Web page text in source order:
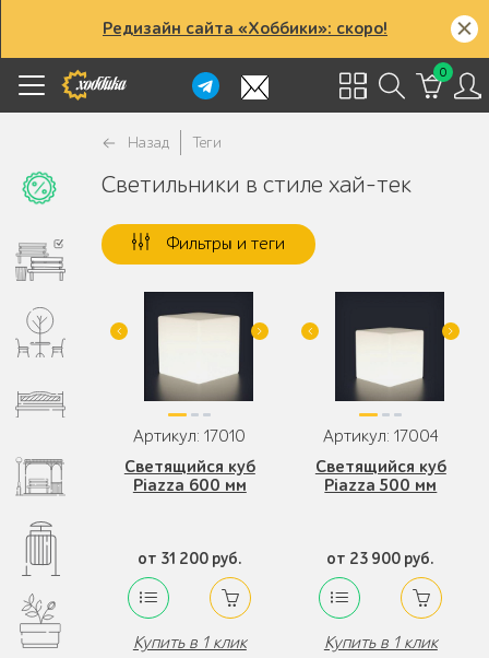
Редизайн сайта «Хоббики»: скоро!
0
Назад Теги
Светильники в стиле хай-тек
Фильтры и теги
Артикул: 17010
Светящийся куб
Piazza 600 мм
от 31 200 руб.
Купить в 1 клик
Артикул: 17004
Светящийся куб
Piazza 500 мм
от 23 900 руб.
Купить в 1 клик